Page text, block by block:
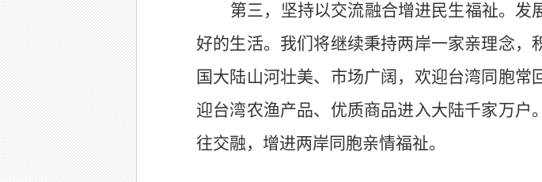
第三，坚持以交流融合增进民生福祉。
好的生活。我们将继续秉持两岸一家亲理念，
国大陆山河壮美、市场广阔，欢迎台湾同胞
迎台湾农渔产品、优质商品进入大陆千家万
往交融，增进两岸同胞亲情福祉。